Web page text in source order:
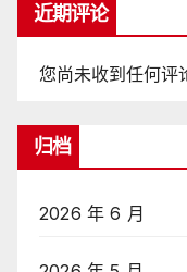
近期评论
您尚未收到任何评
归档
2026 年 6 月